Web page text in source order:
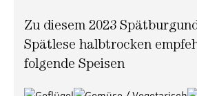
Zu diesem 2023
Spätlese halbtrocken
folgende Speisen